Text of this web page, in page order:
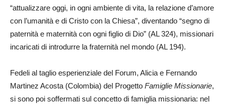
“attualizzare oggi, in ogni ambiente di vita, la relazione d’amore
con l’umanità e di Cristo con la Chiesa”, diventando “segno di
paternità e maternità con ogni figlio di Dio” (AL 324), missionari
incaricati di introdurre la fraternità nel mondo (AL 194).
Fedeli al taglio esperienziale del Forum, Alicia e Fernando
Martinez Acosta (Colombia) del Progetto Famiglie Missionarie,
si sono poi soffermati sul concetto di famiglia missionaria: nel